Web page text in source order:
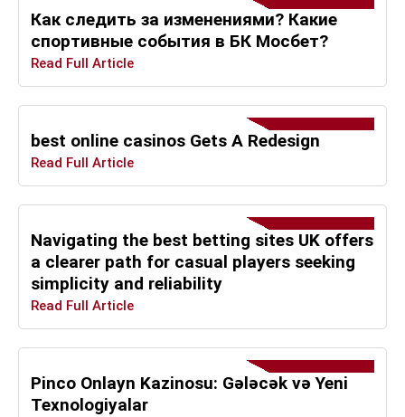
Как следить за изменениями? Какие
спортивные события в БК Мосбет?
Read Full Article
best online casinos Gets A Redesign
Read Full Article
Navigating the best betting sites UK offers
a clearer path for casual players seeking
simplicity and reliability
Read Full Article
Pinco Onlayn Kazinosu: Gələcək və Yeni
Texnologiyalar